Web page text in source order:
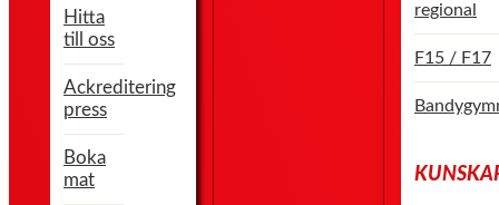
Hitta
till oss
Ackreditering
press
Boka
mat
regional
F15 / F17